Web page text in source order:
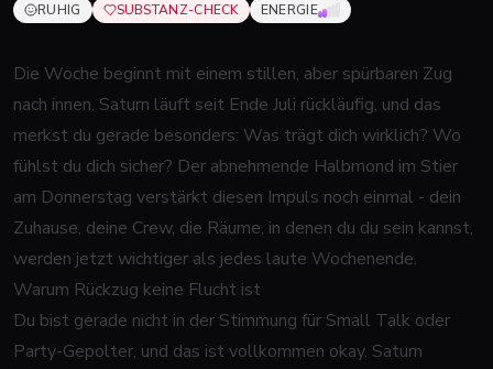
RUHIG SUBSTANZ-CHECK ENERGIE
2VON 5
Die Woche beginnt mit einem stillen, aber spürbaren Zug
nach innen. Saturn läuft seit Ende Juli rückläufig, und das
merkst du gerade besonders: Was trägt dich wirklich? Wo
fühlst du dich sicher? Der abnehmende Halbmond im Stier
am Donnerstag verstärkt diesen Impuls noch einmal - dein
Zuhause, deine Crew, die Räume, in denen du du sein kannst,
werden jetzt wichtiger als jedes laute Wochenende.
Warum Rückzug keine Flucht ist
Du bist gerade nicht in der Stimmung für Small Talk oder
Party-Gepolter, und das ist vollkommen okay. Saturn